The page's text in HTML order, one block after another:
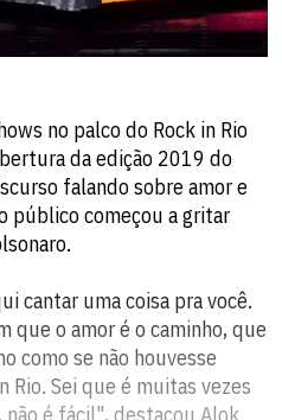
no palco do Rock in Rio
da edição 2019 do
falando sobre amor e
público começou a gritar
cantar uma coisa pra você.
que o amor é o caminho, que
como se não houvesse
Rio. Sei que é muitas vezes
é fácil", destacou Alok.